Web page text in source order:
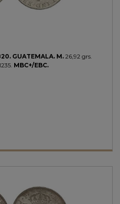
GUATEMALA. M. 26,92 grs.
MBC+/EBC.